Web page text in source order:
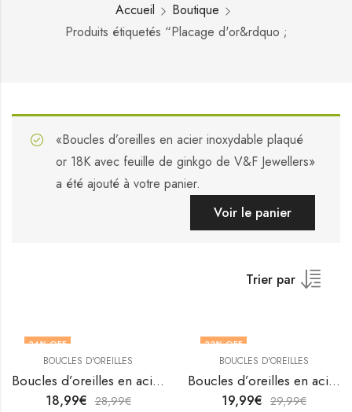
Accueil
Boutique
Produits étiquetés “Placage d'or&rdquo ;
«Boucles d’oreilles en acier inoxydable plaqué
or 18K avec feuille de ginkgo de V&F Jewellers»
a été ajouté à votre panier.
Voir le panier
Trier par
34% OFF
BOUCLES D'OREILLES
Boucles d’oreilles en acier inoxydable plaqué or 18 carats de V&F Jewelers
18,99€ 28,99€
33% OFF
BOUCLES D'OREILLES
Boucles d’oreilles en acier inoxydable plaqué or 18 carats de V&F Jewelers
19,99€ 29,99€